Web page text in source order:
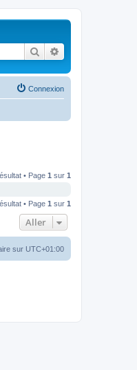
Rechercher
Connexion
• Page 1 sur 1
• Page 1 sur 1
Aller
sur UTC+01:00